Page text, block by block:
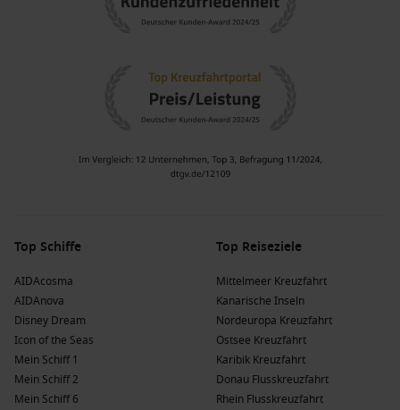
Top Schiffe
AIDAcosma
AIDAnova
Disney Dream
Icon of the Seas
Mein Schiff 1
Mein Schiff 2
Mein Schiff 6
Top Reiseziele
Mittelmeer Kreuzfahrt
Kanarische Inseln
Nordeuropa Kreuzfahrt
Ostsee Kreuzfahrt
Karibik Kreuzfahrt
Donau Flusskreuzfahrt
Rhein Flusskreuzfahrt